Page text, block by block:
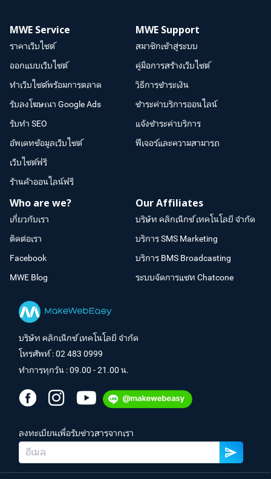
MWE Service
ราคาเว็บไซต์
ออกแบบเว็บไซต์
ทำเว็บไซต์พร้อมการตลาด
รับลงโฆษณา Google Ads
รับทำ SEO
อัพเดทข้อมูลเว็บไซต์
เว็บไซต์ฟรี
ร้านค้าออนไลน์ฟรี
MWE Support
สมาชิกเข้าสู่ระบบ
คู่มือการสร้างเว็บไซต์
วิธีการชำระเงิน
ชำระค่าบริการออนไลน์
แจ้งชำระค่าบริการ
ฟีเจอร์และความสามารถ
Who are we?
เกี่ยวกับเรา
ติดต่อเรา
Facebook
MWE Blog
Our Affiliates
บริษัท คลิกเน็กซ์ เทคโนโลยี จำกัด
บริการ SMS Marketing
บริการ BMS Broadcasting
ระบบจัดการแชท Chatcone
บริษัท คลิกเน็กซ์ เทคโนโลยี จำกัด
โทรศัพท์ :02 483 0999
ทำการทุกวัน : 09.00 - 21.00 น.
ลงทะเบียนเพื่อรับข่าวสารจากเรา